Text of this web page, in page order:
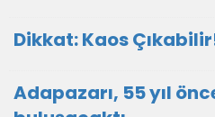
Dikkat: Kaos
Adapazarı, 55 yıl